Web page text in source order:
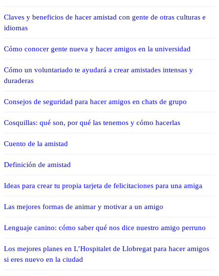
Claves y beneficios de hacer amistad con gente de otras culturas e
idiomas
Cómo conocer gente nueva y hacer amigos en la universidad
Cómo un voluntariado te ayudará a crear amistades intensas y
duraderas
Consejos de seguridad para hacer amigos en chats de grupo
Cosquillas: qué son, por qué las tenemos y cómo hacerlas
Cuento de la amistad
Definición de amistad
Ideas para crear tu propia tarjeta de felicitaciones para una amiga
Las mejores formas de animar y motivar a un amigo
Lenguaje canino: cómo saber qué nos dice nuestro amigo perruno
Los mejores planes en L’Hospitalet de Llobregat para hacer amigos
si eres nuevo en la ciudad